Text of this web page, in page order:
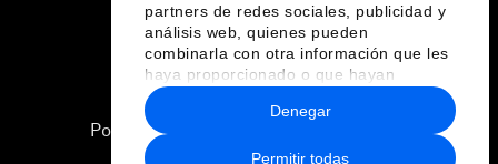
partners de redes sociales, publicidad y
análisis web, quienes pueden
combinarla con otra información que les
haya proporcionado o que hayan
recopilado a partir del uso que haya
hecho de sus servicios.
Permitir todas
Denegar
Política de privacidad y normas de uso